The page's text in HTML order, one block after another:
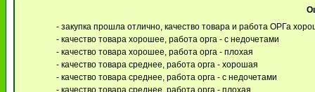
- закупка прошла отлично, качество товара и работа ОРГа
- качество товара хорошее, работа орга - с недочетами
- качество товара хорошее, работа орга - плохая
- качество товара среднее, работа орга - хорошая
- качество товара среднее, работа орга - с недочетами
- качество товара среднее, работа орга - плохая